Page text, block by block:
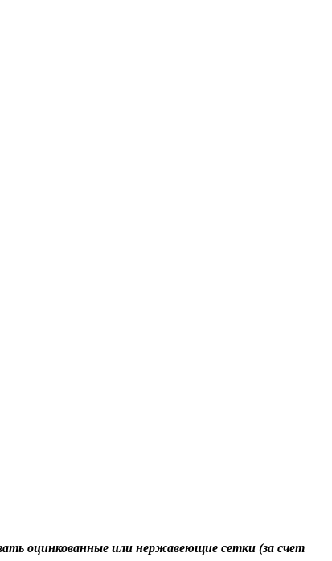
оцинкованные или нержавеющие сетки (за счет